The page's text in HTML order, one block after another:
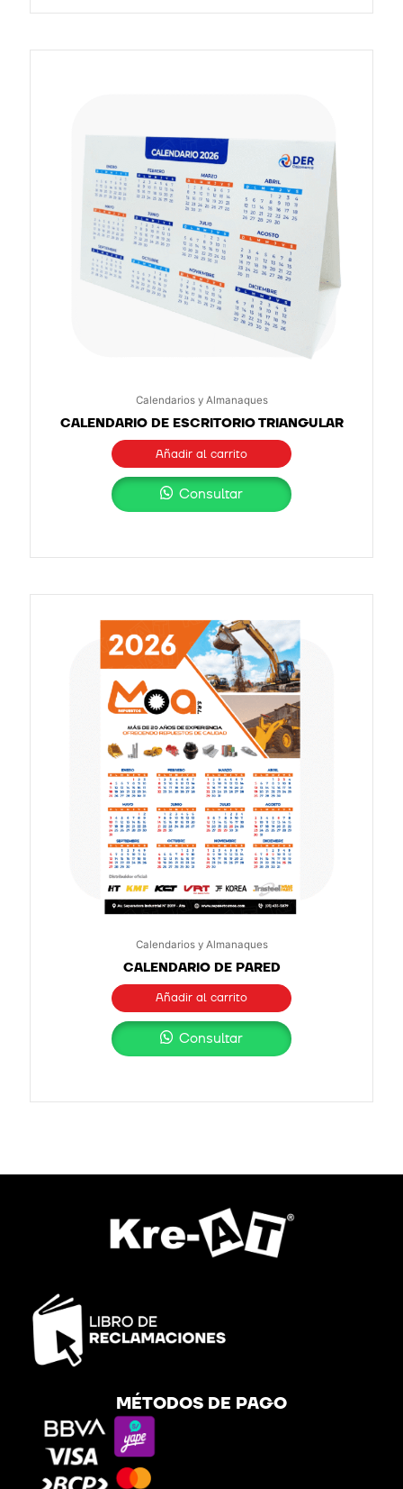
Calendarios y Almanaques
CALENDARIO DE ESCRITORIO TRIANGULAR
Añadir al carrito
Consultar
Calendarios y Almanaques
CALENDARIO DE PARED
Añadir al carrito
Consultar
MÉTODOS DE PAGO